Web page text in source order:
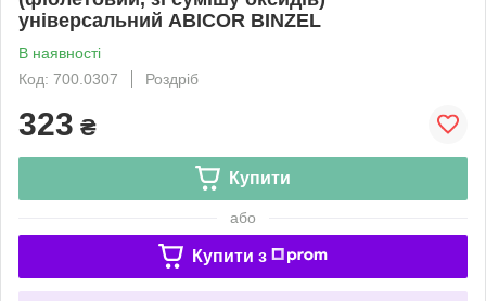
універсальний ABICOR BINZEL
В наявності
Код: 700.0307
Роздріб
323 ₴
Купити
або
Купити з